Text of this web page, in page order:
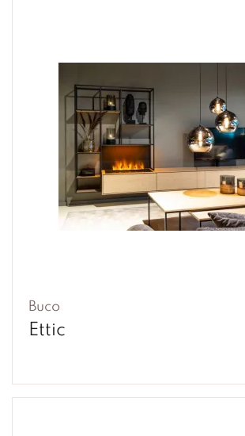
Buco
Ettic